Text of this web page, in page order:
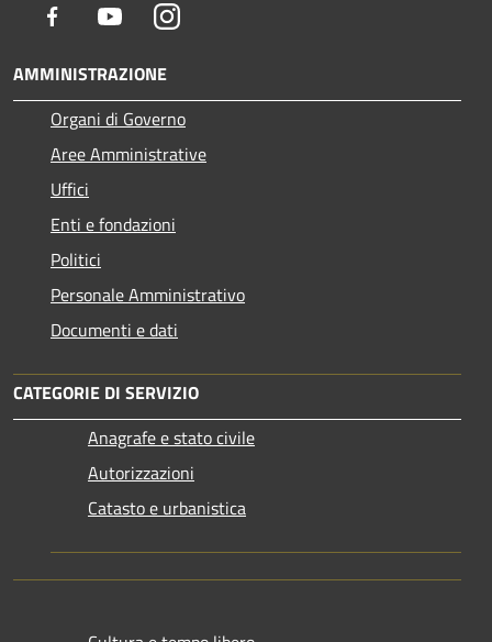
Facebook YoutubeInstagram
AMMINISTRAZIONE
Organi di Governo
Aree Amministrative
Uffici
Enti e fondazioni
Politici
Personale Amministrativo
Documenti e dati
CATEGORIE DI SERVIZIO
Anagrafe e stato civile
Autorizzazioni
Catasto e urbanistica